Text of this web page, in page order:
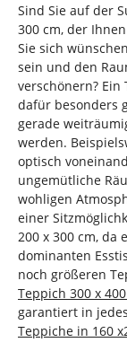
Sind Sie auf der
300 cm, der
Sie sich
sein und den
verschönern?
dafür besonders
gerade
werden.
optisch
ungemütliche
wohligen
einer
200 x 300 cm, da
dominanten
noch größeren
Teppich 300 x
garantiert in
Teppiche in 160